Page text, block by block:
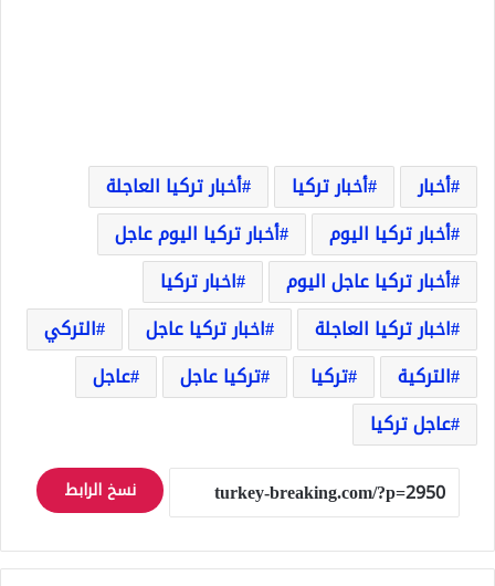
أخبار أخبار تركيا
أخبار تركيا العاجلة
أخبار تركيا اليوم
أخبار تركيا اليوم عاجل
أخبار تركيا عاجل اليوم
اخبار تركيا
اخبار تركيا العاجلة
اخبار تركيا عاجل
التركي
التركية
تركيا تركيا عاجل
عاجل
عاجل تركيا
نسخ الرابط